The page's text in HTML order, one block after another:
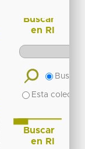
Buscar
en RI
Buscar
Esta
Buscar
en RI